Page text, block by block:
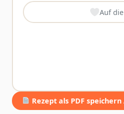
Auf
Rezept als PDF